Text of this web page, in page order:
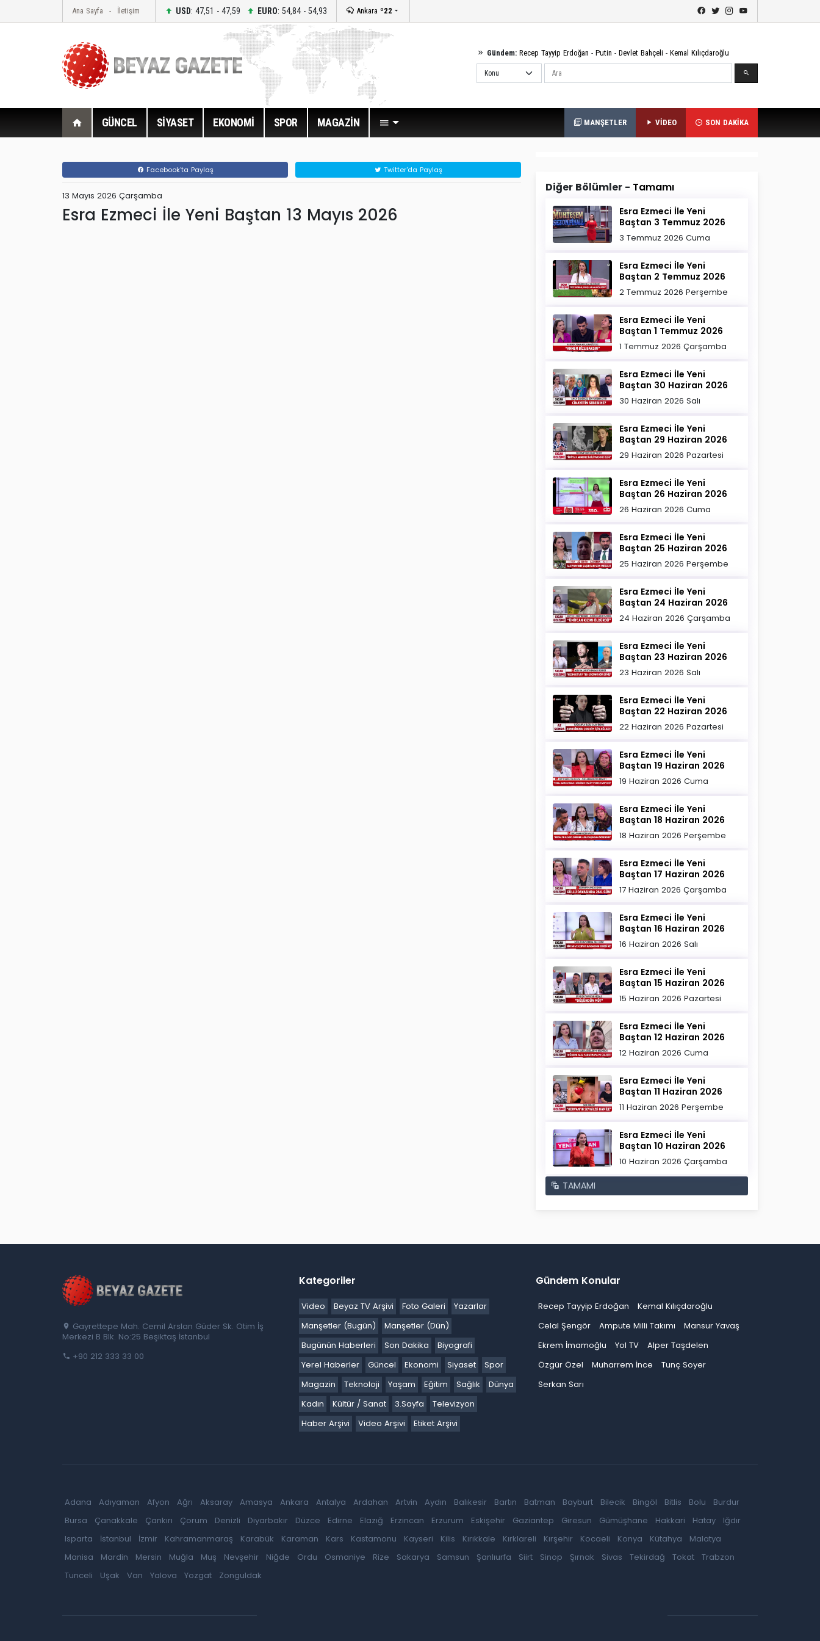
Ana Sayfa İletişim USD: 47,51 - 47,59 EURO: 54,84 - 54,93 Ankara º22
Gündem: Recep Tayyip Erdoğan - Putin - Devlet Bahçeli - Kemal Kılıçdaroğlu
Ara
GÜNCEL SİYASET EKONOMİ SPOR MAGAZİN MANŞETLER VİDEO SON DAKİKA
Facebook'ta Paylaş Twitter'da Paylaş
13 Mayıs 2026 Çarşamba
Esra Ezmeci İle Yeni Baştan 13 Mayıs 2026
Diğer Bölümler - Tamamı
Esra Ezmeci İle Yeni
Baştan 3 Temmuz 2026
3 Temmuz 2026 Cuma
Esra Ezmeci İle Yeni
Baştan 2 Temmuz 2026
2 Temmuz 2026 Perşembe
Esra Ezmeci İle Yeni
Baştan 1 Temmuz 2026
1 Temmuz 2026 Çarşamba
Esra Ezmeci İle Yeni
Baştan 30 Haziran 2026
30 Haziran 2026 Salı
Esra Ezmeci İle Yeni
Baştan 29 Haziran 2026
29 Haziran 2026 Pazartesi
Esra Ezmeci İle Yeni
Baştan 26 Haziran 2026
26 Haziran 2026 Cuma
Esra Ezmeci İle Yeni
Baştan 25 Haziran 2026
25 Haziran 2026 Perşembe
Esra Ezmeci İle Yeni
Baştan 24 Haziran 2026
24 Haziran 2026 Çarşamba
Esra Ezmeci İle Yeni
Baştan 23 Haziran 2026
23 Haziran 2026 Salı
Esra Ezmeci İle Yeni
Baştan 22 Haziran 2026
22 Haziran 2026 Pazartesi
Esra Ezmeci İle Yeni
Baştan 19 Haziran 2026
19 Haziran 2026 Cuma
Esra Ezmeci İle Yeni
Baştan 18 Haziran 2026
18 Haziran 2026 Perşembe
Esra Ezmeci İle Yeni
Baştan 17 Haziran 2026
17 Haziran 2026 Çarşamba
Esra Ezmeci İle Yeni
Baştan 16 Haziran 2026
16 Haziran 2026 Salı
Esra Ezmeci İle Yeni
Baştan 15 Haziran 2026
15 Haziran 2026 Pazartesi
Esra Ezmeci İle Yeni
Baştan 12 Haziran 2026
12 Haziran 2026 Cuma
Esra Ezmeci İle Yeni
Baştan 11 Haziran 2026
11 Haziran 2026 Perşembe
Esra Ezmeci İle Yeni
Baştan 10 Haziran 2026
10 Haziran 2026 Çarşamba
TAMAMI
Gayrettepe Mah. Cemil Arslan Güder Sk. Otim İş
Merkezi B Blk. No:25 Beşiktaş İstanbul
+90 212 333 33 00
Kategoriler
Video Beyaz TV Arşivi Foto Galeri
Yazarlar
Manşetler (Bugün)
Manşetler (Dün)
Bugünün Haberleri
Son Dakika
Biyografi
Yerel Haberler
Güncel Ekonomi Siyaset
Spor
Magazin
Teknoloji Yaşam Eğitim Sağlık
Dünya
Kadın
Kültür / Sanat 3.Sayfa
Televizyon
Haber Arşivi
Video Arşivi Etiket Arşivi
Gündem Konular
Recep Tayyip Erdoğan
Kemal Kılıçdaroğlu
Celal Şengör
Ampute Milli Takımı
Mansur Yavaş
Ekrem İmamoğlu
Yol TV
Alper Taşdelen
Özgür Özel
Muharrem İnce
Tunç Soyer
Serkan Sarı
Adana Adıyaman Afyon Ağrı Aksaray Amasya Ankara Antalya Ardahan Artvin Aydın Balıkesir Bartın Batman Bayburt Bilecik Bingöl Bitlis Bolu
Burdur
Bursa
Çanakkale Çankırı Çorum Denizli Diyarbakır Düzce Edirne Elazığ Erzincan Erzurum Eskişehir Gaziantep Giresun Gümüşhane Hakkari Hatay
Iğdır
Isparta
İstanbul İzmir Kahramanmaraş Karabük Karaman Kars Kastamonu Kayseri Kilis Kırıkkale Kırklareli Kırşehir Kocaeli Konya Kütahya
Malatya
Manisa
Mardin Mersin Muğla Muş Nevşehir Niğde Ordu Osmaniye Rize Sakarya Samsun Şanlıurfa Siirt Sinop Şırnak Sivas Tekirdağ Tokat
Trabzon
Tunceli
Uşak Van Yalova Yozgat Zonguldak